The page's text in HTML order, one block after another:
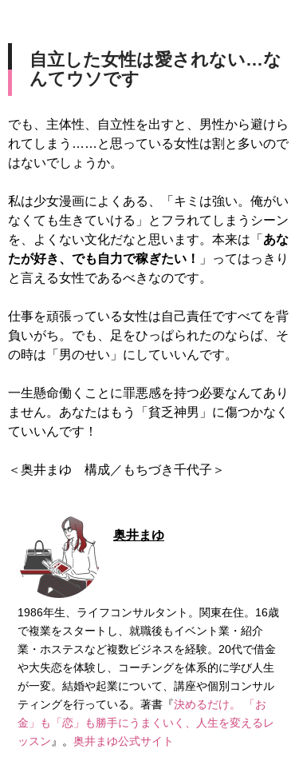
自立した女性は愛されない…な
んてウソです
でも、主体性、自立性を出すと、男性から避けら
れてしまう……と思っている女性は割と多いので
はないでしょうか。
私は少女漫画によくある、「キミは強い。俺がい
なくても生きていける」とフラれてしまうシーン
を、よくない文化だなと思います。本来は「 あな
たが好き、でも自力で稼ぎたい！
」ってはっきり
と言える女性であるべきなのです。
仕事を頑張っている女性は自己責任ですべてを背
負いがち。でも、足をひっぱられたのならば、そ
の時は「男のせい」にしていいんです。
一生懸命働くことに罪悪感を持つ必要なんてあり
ません。あなたはもう「貧乏神男」に傷つかなく
ていいんです！
＜奥井まゆ 構成／もちづき千代子＞
奥井まゆ
1986年生、ライフコンサルタント。関東在住。16歳
で複業をスタートし、就職後もイベント業・紹介
業・ホステスなど複数ビジネスを経験。20代で借金
や大失恋を体験し、コーチングを体系的に学び人生
が一変。結婚や起業について、講座や個別コンサル
ティングを行っている。著書『決めるだけ。 「お
金」も「恋」も勝手にうまくいく、人生を変えるレ
ッスン』。 奥井まゆ公式サイト